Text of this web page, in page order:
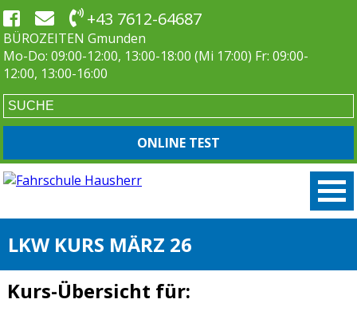
+43 7612-64687
BÜROZEITEN Gmunden
Mo-Do: 09:00-12:00, 13:00-18:00 (Mi 17:00) Fr: 09:00-
12:00, 13:00-16:00
ONLINE TEST
LKW KURS MÄRZ 26
Kurs-Übersicht für: